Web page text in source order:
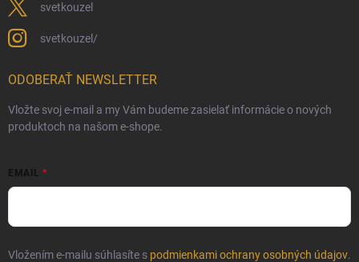
svetkouzel
svetkouzel/
ODOBERAŤ NEWSLETTER
Vložte svoj e-mail a my Vám budeme zasielať informácie o nových
produktoch na našom e-shope.
EMAIL
Vložením e-mailu súhlasíte s podmienkami ochrany osobných údajov.